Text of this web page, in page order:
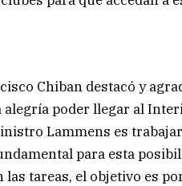
Chiban destacó y
alegría poder llegar al
Lammens es
para esta
las tareas, el objetivo es